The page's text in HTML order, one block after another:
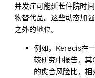
并发症可能延长住院时
物替代品。这些动态加
之外的地位。
例如，Kerecis在
较研究中报告，
的愈合风险比，